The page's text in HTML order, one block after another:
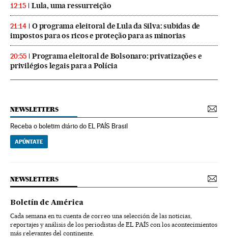
12:15 Lula, uma ressurreição
21:14
O programa eleitoral de Lula da Silva: subidas de
impostos para os ricos e proteção para as minorias
20:55
Programa eleitoral de Bolsonaro: privatizações e
privilégios legais para a Polícia
NEWSLETTERS
Receba o boletim diário do EL PAÍS Brasil
APÚNTATE
NEWSLETTERS
Boletín de América
Cada semana en tu cuenta de correo una selección de las noticias,
reportajes y análisis de los periodistas de EL PAÍS con los acontecimientos
más relevantes del continente.